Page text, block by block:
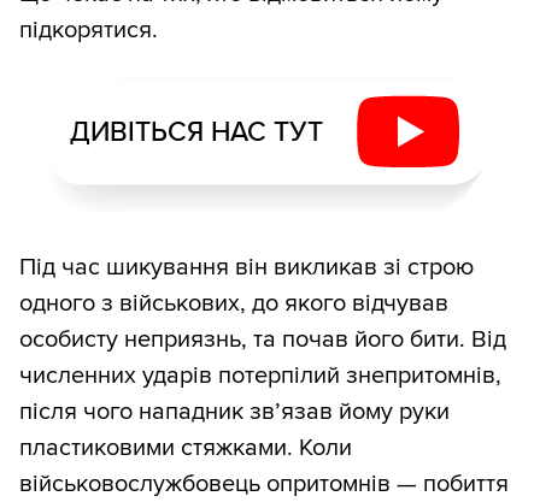
підкорятися.
ДИВІТЬСЯ НАС ТУТ
Під час шикування він викликав зі строю
одного з військових, до якого відчував
особисту неприязнь, та почав його бити. Від
численних ударів потерпілий знепритомнів,
після чого нападник зв’язав йому руки
пластиковими стяжками. Коли
військовослужбовець опритомнів — побиття